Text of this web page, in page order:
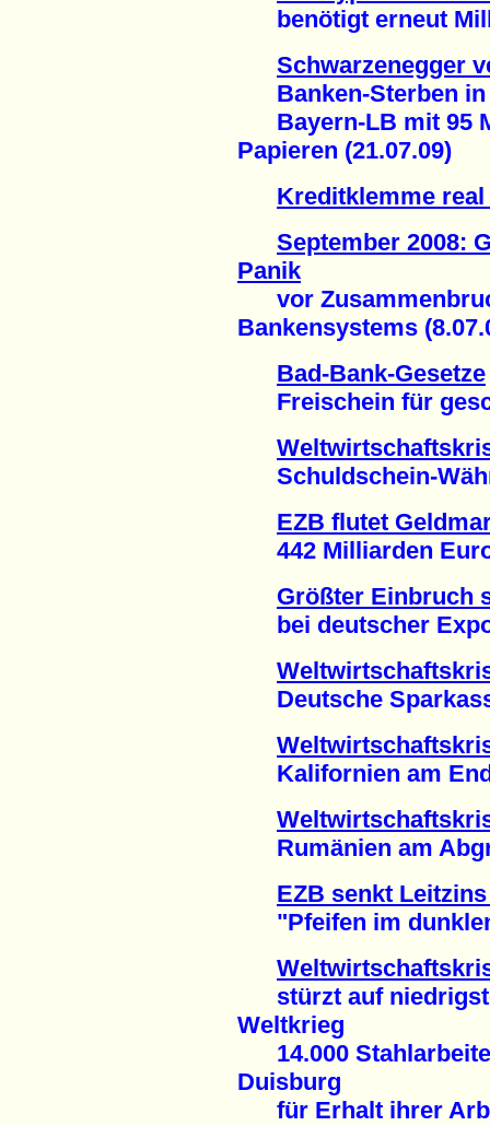
benötigt erneut
Schwarzenegger
Banken-Sterben in
Bayern-LB mit 95
Papieren (21.07.09)
Kreditklemme
September 2008:
Panik
vor
Bankensystems
Bad-Bank-Gesetze
Freischein für
Schuldschein-
EZB flutet
442 Milliarden Euro
Größter Einbruch
bei deutscher
Deutsche
Kalifornien am
Rumänien am
EZB senkt
"Pfeifen im dunklen
stürzt auf
Weltkrieg
14.000
Duisburg
für Erhalt ihrer